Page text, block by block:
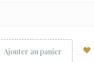
Ajouter au panier